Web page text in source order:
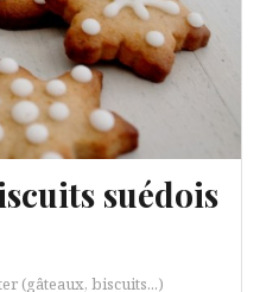
suédois
(gâteaux, biscuits...)